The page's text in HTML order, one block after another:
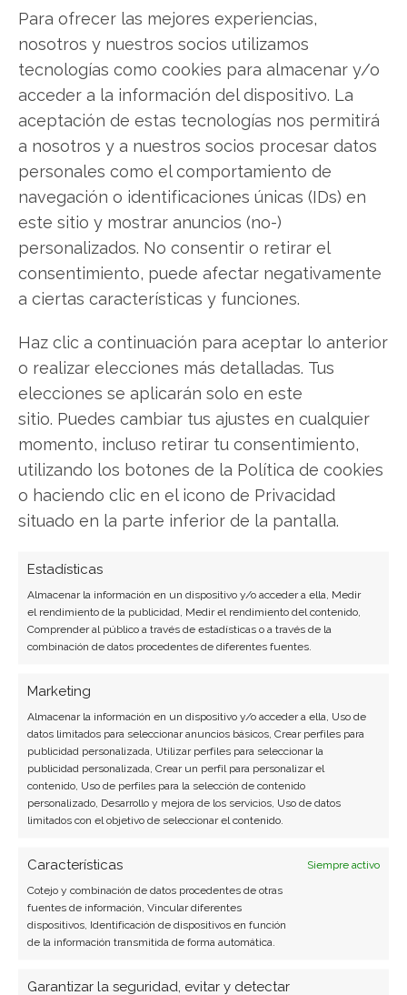
Para ofrecer las mejores experiencias,
nosotros y nuestros socios utilizamos
tecnologías como cookies para almacenar y/o
acceder a la información del dispositivo. La
aceptación de estas tecnologías nos permitirá
a nosotros y a nuestros socios procesar datos
personales como el comportamiento de
navegación o identificaciones únicas (IDs) en
este sitio y mostrar anuncios (no-)
personalizados. No consentir o retirar el
consentimiento, puede afectar negativamente
a ciertas características y funciones.
Haz clic a continuación para aceptar lo anterior
o realizar elecciones más detalladas. Tus
elecciones se aplicarán solo en este
sitio. Puedes cambiar tus ajustes en cualquier
momento, incluso retirar tu consentimiento,
utilizando los botones de la Política de cookies
o haciendo clic en el icono de Privacidad
situado en la parte inferior de la pantalla.
Estadísticas
Almacenar la información en un dispositivo y/o acceder a ella, Medir
el rendimiento de la publicidad, Medir el rendimiento del contenido,
Comprender al público a través de estadísticas o a través de la
combinación de datos procedentes de diferentes fuentes.
Marketing
Almacenar la información en un dispositivo y/o acceder a ella, Uso de
datos limitados para seleccionar anuncios básicos, Crear perfiles para
publicidad personalizada, Utilizar perfiles para seleccionar la
publicidad personalizada, Crear un perfil para personalizar el
contenido, Uso de perfiles para la selección de contenido
personalizado, Desarrollo y mejora de los servicios, Uso de datos
limitados con el objetivo de seleccionar el contenido.
Características
Siempre activo
Cotejo y combinación de datos procedentes de otras
fuentes de información, Vincular diferentes
dispositivos, Identificación de dispositivos en función
de la información transmitida de forma automática.
Garantizar la seguridad, evitar y detectar
Voestalpine
Compartir este artículo
Twitter
Facebook
LinkedIn
Copiar enlace
SOBRE EL AUTOR
Miguel Ángel Torres Díaz
Periodista de tecnología especializado en
videojuegos, realidad virtual y tendencias de
Ver todos los artículos →